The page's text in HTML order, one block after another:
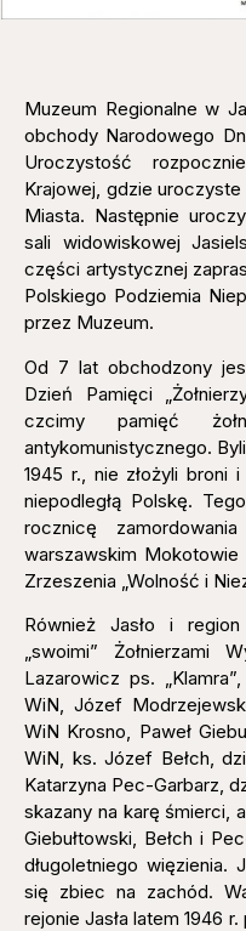
Muzeum Regionalne w
obchody Narodowego
Uroczystość
Krajowej, gdzie
Miasta. Następnie
sali widowiskowej
części artystycznej
Polskiego Podziemia
przez Muzeum.
Od 7 lat obchodzony
Dzień Pamięci
czcimy pamięć
antykomunistycznego.
1945 r., nie złożyli broni
niepodległą Polskę.
rocznicę
warszawskim Mokotowie
Zrzeszenia „Wolność i
Również Jasło i
„swoimi” Żołnierzami
Lazarowicz ps.
WiN, Józef
WiN Krosno, Paweł
WiN, ks. Józef Bełch,
Katarzyna Pec-Garbarz,
skazany na karę śmierci,
Giebułtowski, Bełch i
długoletniego więzienia.
się zbiec na zachód.
rejonie Jasła latem 1946